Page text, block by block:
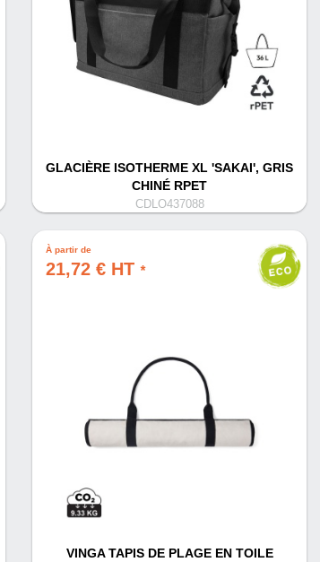
GLACIÈRE ISOTHERME XL 'SAKAI', GRIS
CHINÉ RPET
CDLO437088
À partir de
21,72 € HT *
VINGA TAPIS DE PLAGE EN TOILE